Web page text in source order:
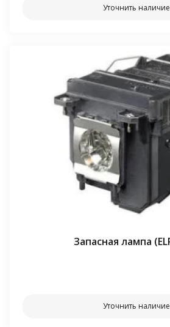
Уточнить наличие
Запасная лампа
Уточнить наличие